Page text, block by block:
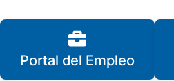
Portal del Empleo